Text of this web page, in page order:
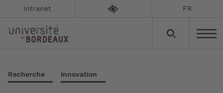
Intranet FR
Recherche Innovation